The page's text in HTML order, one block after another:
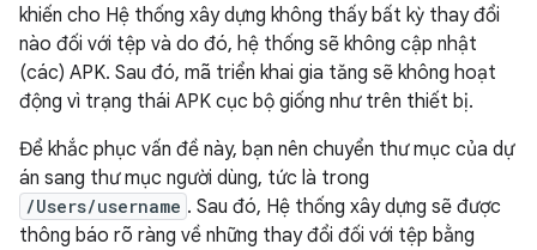
khiến cho Hệ thống xây dựng không thấy bất kỳ thay đổi
nào đối với tệp và do đó, hệ thống sẽ không cập nhật
(các) APK. Sau đó, mã triển khai gia tăng sẽ không hoạt
động vì trạng thái APK cục bộ giống như trên thiết bị.
Để khắc phục vấn đề này, bạn nên chuyển thư mục của dự
án sang thư mục người dùng, tức là trong
/Users/username . Sau đó, Hệ thống xây dựng sẽ được
thông báo rõ ràng về những thay đổi đối với tệp bằng